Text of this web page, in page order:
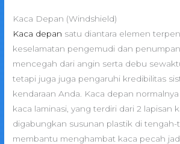
Kaca Depan (Windshield)
Kaca depan satu diantara elemen
keselamatan pengemudi dan
mencegah dari angin serta debu
tetapi juga juga pengaruhi kredibilitas
kendaraan Anda. Kaca depan
kaca laminasi, yang terdiri dari 2 lapisan
digabungkan susunan plastik di tengah-
membantu menghambat kaca pecah